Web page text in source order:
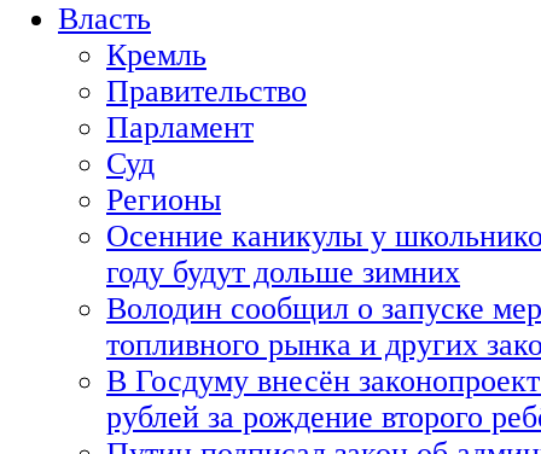
Власть
Кремль
Правительство
Парламент
Суд
Регионы
Осенние каникулы у
году будут дольше зимних
Володин сообщил о запуске
топливного рынка и других
В Госдуму внесён
рублей за рождение второго